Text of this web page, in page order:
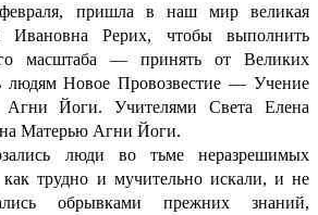
пришла в наш мир великая
Рерих, чтобы выполнить
масштаба — принять от Великих
людям Новое Провозвестие — Учение
Йоги. Учителями Света Елена
Матерью Агни Йоги.
люди во тьме неразрешимых
трудно и мучительно искали, и не
обрывками прежних знаний,